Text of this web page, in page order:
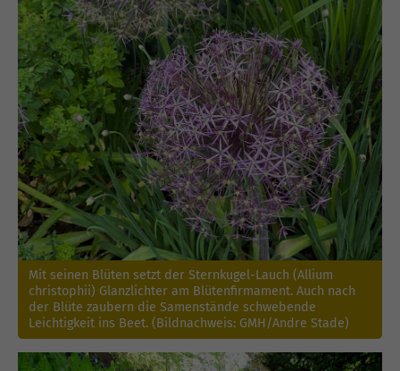
Mit seinen Blüten setzt der Sternkugel-Lauch (Allium
christophii) Glanzlichter am Blütenfirmament. Auch nach
der Blüte zaubern die Samenstände schwebende
Leichtigkeit ins Beet. (Bildnachweis: GMH/Andre Stade)